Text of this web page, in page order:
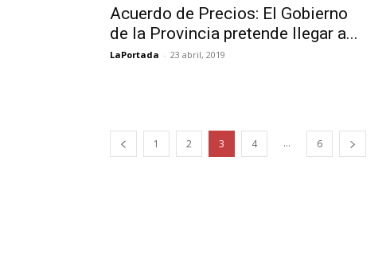
Acuerdo de Precios: El Gobierno
de la Provincia pretende llegar a...
LaPortada - 23 abril, 2019
1 2 3 4 ... 6